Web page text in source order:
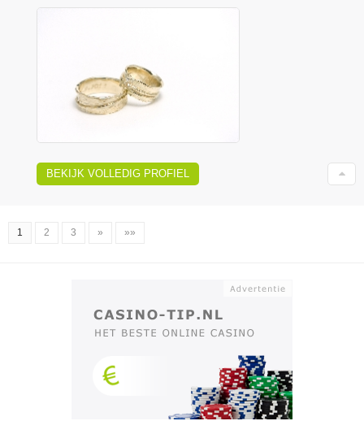
BEKIJK VOLLEDIG PROFIEL
1 2 3 » »»